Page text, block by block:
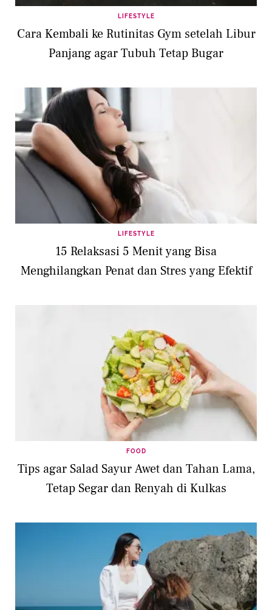
LIFESTYLE
Cara Kembali ke Rutinitas Gym setelah Libur
Panjang agar Tubuh Tetap Bugar
LIFESTYLE
15 Relaksasi 5 Menit yang Bisa
Menghilangkan Penat dan Stres yang Efektif
FOOD
Tips agar Salad Sayur Awet dan Tahan Lama,
Tetap Segar dan Renyah di Kulkas